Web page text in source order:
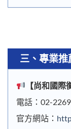
三、 專業推
【尚和國際
電話：02-
官方網站：